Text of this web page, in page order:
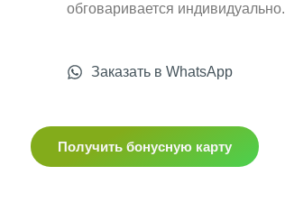
обговаривается индивидуально.
Заказать в WhatsApp
Получить бонусную карту